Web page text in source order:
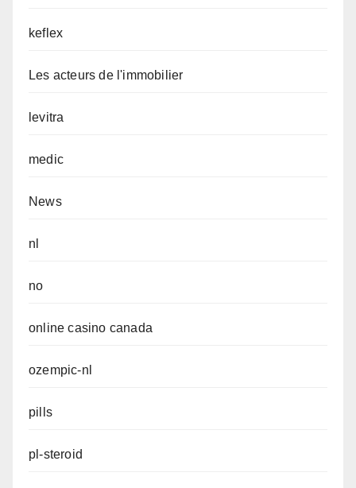
keflex
Les acteurs de l'immobilier
levitra
medic
News
nl
no
online casino canada
ozempic-nl
pills
pl-steroid